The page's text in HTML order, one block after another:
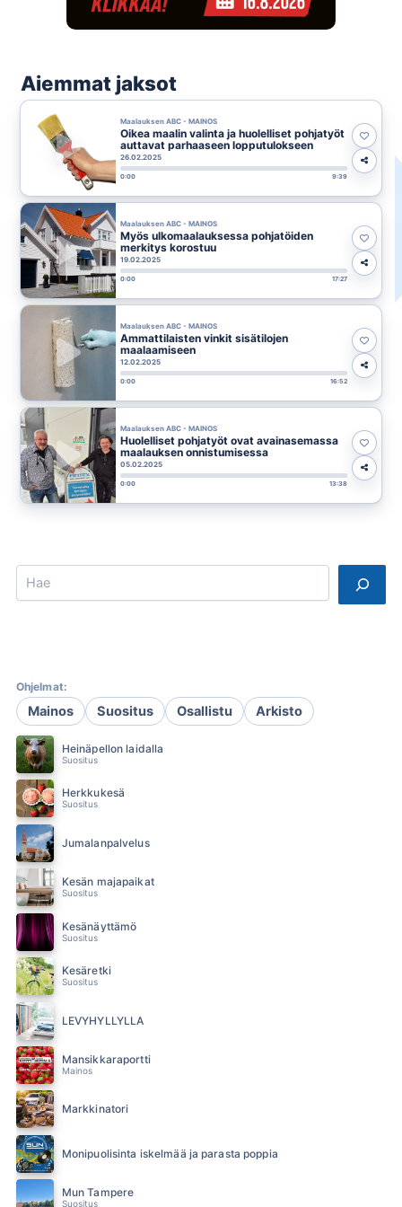
Aiemmat jaksot
Maalauksen ABC - MAINOS
Oikea maalin valinta ja huolelliset pohjatyöt
auttavat parhaaseen lopputulokseen
26.02.2025
0:00 9:39
Maalauksen ABC - MAINOS
Myös ulkomaalauksessa pohjatöiden
merkitys korostuu
19.02.2025
0:00 17:27
Maalauksen ABC - MAINOS
Ammattilaisten vinkit sisätilojen
maalaamiseen
12.02.2025
0:00 16:52
Maalauksen ABC - MAINOS
Huolelliset pohjatyöt ovat avainasemassa
maalauksen onnistumisessa
05.02.2025
0:00 13:38
Ohjelmat:
Mainos Suositus Osallistu Arkisto
Heinäpellon laidalla
Suositus
Herkkukesä
Suositus
Jumalanpalvelus
Kesän majapaikat
Suositus
Kesänäyttämö
Suositus
Kesäretki
Suositus
LEVYHYLLYLLÄ
Mansikkaraportti
Mainos
Markkinatori
Monipuolisinta iskelmää ja parasta poppia
Mun Tampere
Suositus